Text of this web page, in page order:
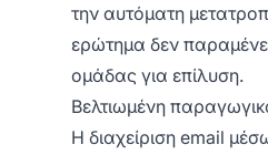
την αυτόματη
ερώτημα δεν
ομάδας για επίλυση.
Βελτιωμένη
Η διαχείριση email